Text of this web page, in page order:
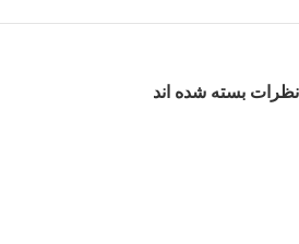
نظرات بسته شده اند